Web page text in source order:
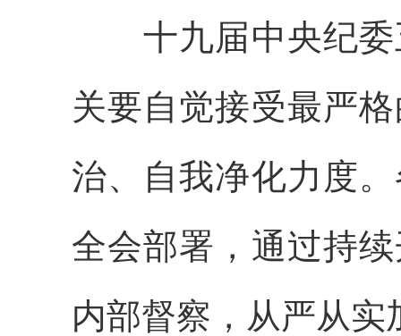
十九届中央纪委
关要自觉接受最严
治、自我净化力度
全会部署，通过持
内部督察，从严从